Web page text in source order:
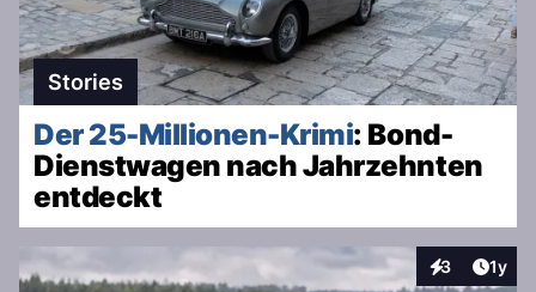
Stories
Der 25-Millionen-Krimi: Bond-
Dienstwagen nach Jahrzehnten
entdeckt
3
Interaktionen
1y